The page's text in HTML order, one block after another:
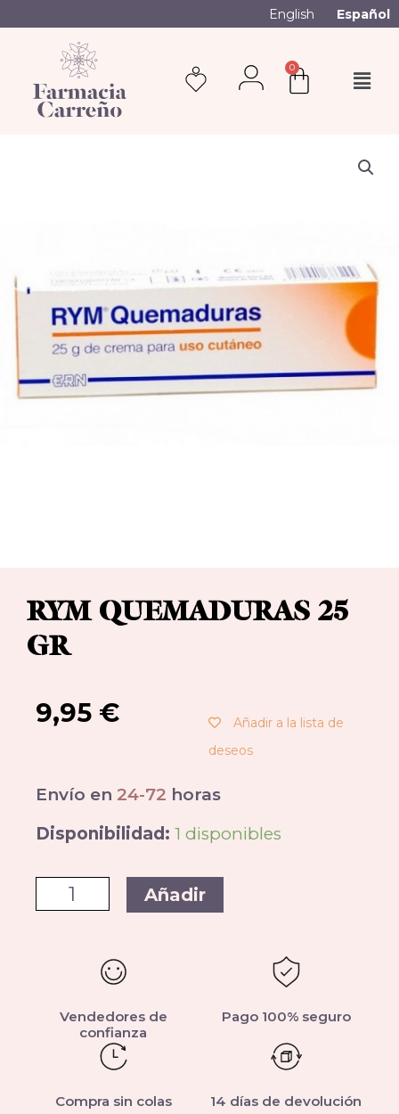
English Español
0
RYM QUEMADURAS 25
GR
9,95 €
Añadir a la lista de
deseos
Envío en 24-72 horas
Disponibilidad: 1 disponibles
Añadir
Vendedores de
confianza
Pago 100% seguro
Compra sin colas 14 días de devolución